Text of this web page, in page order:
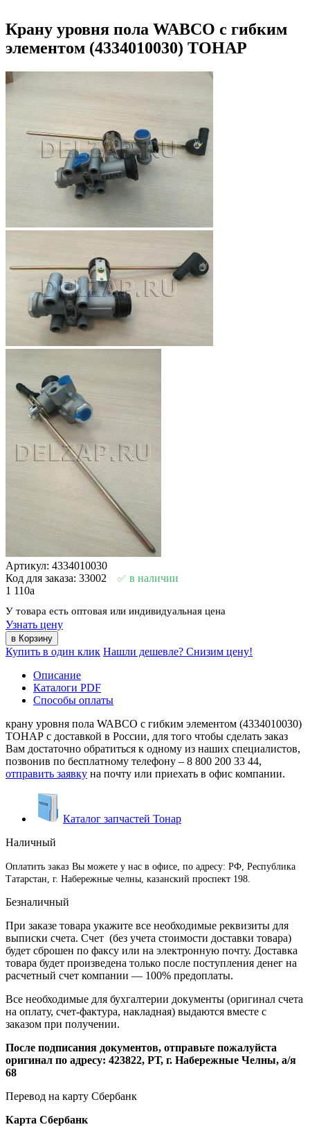
Крану уровня пола WABCO с гибким
элементом (4334010030) ТОНАР
Артикул: 4334010030
Код для заказа: 33002
в наличии
1 110a
У товара есть оптовая или индивидуальная цена
Узнать цену
Купить в один клик Нашли дешевле? Снизим цену!
Описание
Каталоги PDF
Способы оплаты
крану уровня пола WABCO с гибким элементом (4334010030)
ТОНАР с доставкой в России, для того чтобы сделать заказ
Вам достаточно обратиться к одному из наших специалистов,
позвонив по бесплатному телефону – 8 800 200 33 44,
отправить заявку на почту или приехать в офис компании.
Каталог запчастей Тонар
Наличный
Оплатить заказ Вы можете у нас в офисе, по адресу: РФ, Республика
Татарстан, г. Набережные челны, казанский проспект 198.
Безналичный
При заказе товара укажите все необходимые реквизиты для
выписки счета. Счет (без учета стоимости доставки товара)
будет сброшен по факсу или на электронную почту. Доставка
товара будет произведена только после поступления денег на
расчетный счет компании — 100% предоплаты.
Все необходимые для бухгалтерии документы (оригинал счета
на оплату, счет-фактура, накладная) выдаются вместе с
заказом при получении.
После подписания документов, отправьте пожалуйста
оригинал по адресу: 423822, РТ, г. Набережные Челны, а/я
68
Перевод на карту Сбербанк
Карта Сбербанк